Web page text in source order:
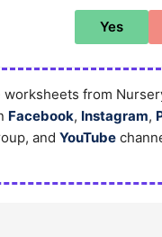
Yes
from
Facebook, Instagram,
and YouTube